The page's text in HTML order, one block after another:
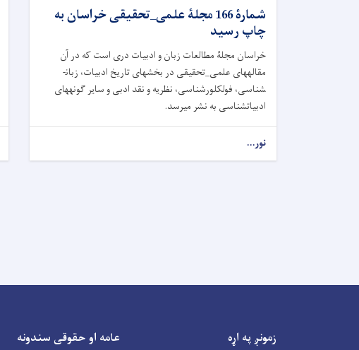
شمارۀ 166 مجلۀ علمی_تحقیقی خراسان به
چاپ رسید
خراسان مجلۀ مطالعات زبان و ادبیات دری است که در آن
مقاله­های علمی_تحقیقی در بخش­های تاریخ ادبیات، زبان­
شناسی، فولکلورشناسی، نظریه و نقد ادبی و سایر گونه­های
ادبیات­شناسی به نشر می­رسد.
نور...
زمونږ په اړه عامه او حقوقی سندونه